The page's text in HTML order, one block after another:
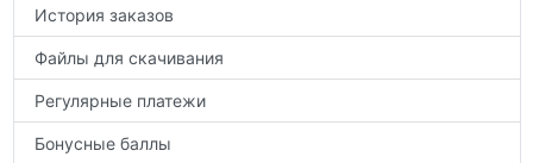
История заказов
Файлы для скачивания
Регулярные платежи
Бонусные баллы